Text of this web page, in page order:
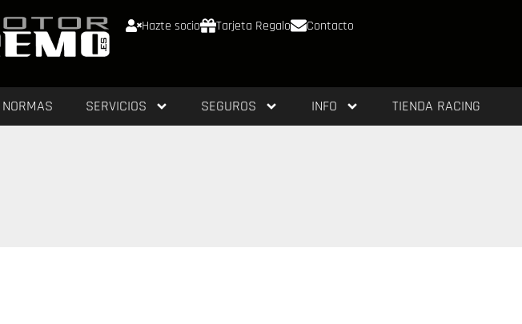
Hazte socio Tarjeta Regalo Contacto
NORMAS SERVICIOS SEGUROS INFO TIENDA RACING